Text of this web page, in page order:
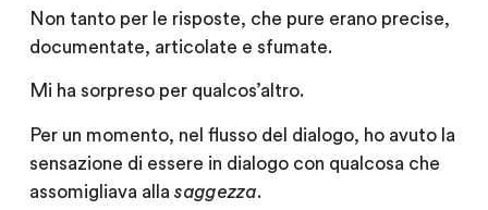
Non tanto per le risposte, che pure erano precise,
documentate, articolate e sfumate.
Mi ha sorpreso per qualcos’altro.
Per un momento, nel flusso del dialogo, ho avuto la
sensazione di essere in dialogo con qualcosa che
assomigliava alla saggezza.